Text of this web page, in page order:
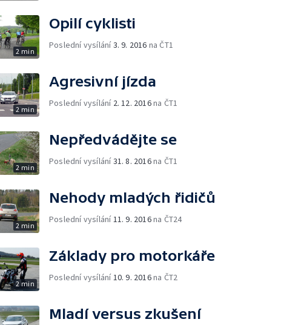
2 min
Opilí cyklisti
Poslední vysílání3. 9. 2016 na ČT1
2 min
Agresivní jízda
Poslední vysílání 2. 12. 2016na ČT1
2 min
Nepředvádějte se
Poslední vysílání31. 8. 2016na ČT1
2 min
Nehody mladých řidičů
Poslední vysílání 11. 9. 2016na ČT24
2 min
Základy pro motorkáře
Poslední vysílání 10. 9. 2016na ČT2
Mladí versus zkušení